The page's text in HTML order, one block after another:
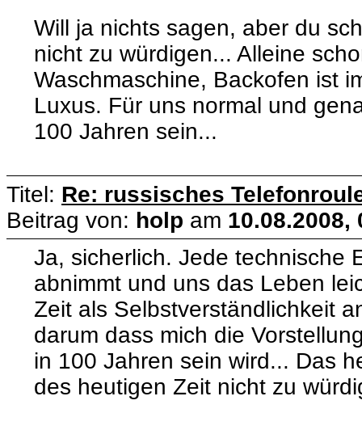
Will ja nichts sagen, aber du
nicht zu würdigen... Alleine
Waschmaschine, Backofen ist
Luxus. Für uns normal und
100 Jahren sein...
Titel: Re: russisches
Beitrag von: holp am 10.08.2008,
Ja, sicherlich. Jede technische
abnimmt und uns das Leben
Zeit als Selbstverständlichkeit
darum dass mich die
in 100 Jahren sein wird... Das
des heutigen Zeit nicht zu